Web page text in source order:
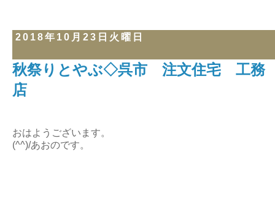
2018年10月23日火曜日
秋祭りとやぶ◇呉市 注文住宅 工務
店
おはようございます。
(^^)/あおのです。